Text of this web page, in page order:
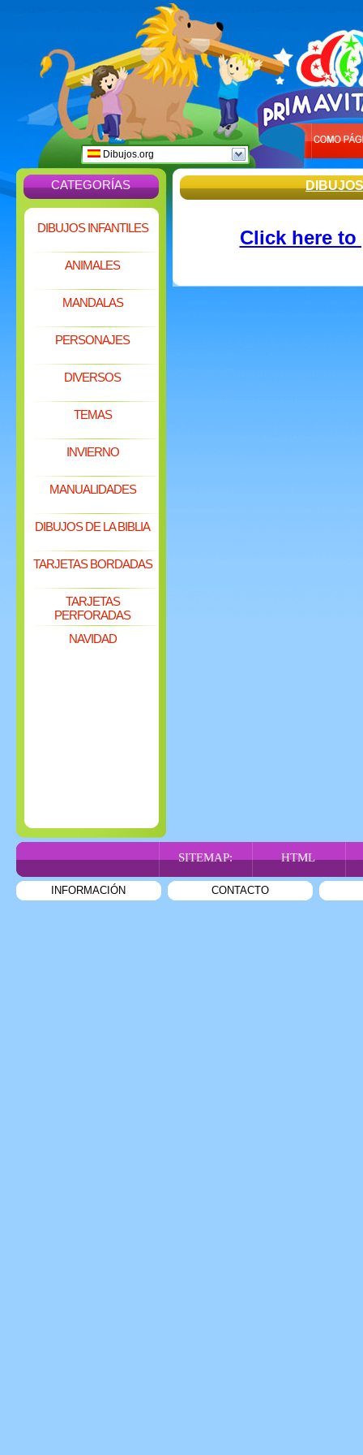
Dibujos.org
CATEGORÍAS
DIBUJOS INFANTILES
ANIMALES
MANDALAS
PERSONAJES
DIVERSOS
TEMAS
INVIERNO
MANUALIDADES
DIBUJOS DE LA BIBLIA
TARJETAS BORDADAS
TARJETAS
PERFORADAS
NAVIDAD
Click here
SITEMAP: HTML
INFORMACIÓN CONTACTO